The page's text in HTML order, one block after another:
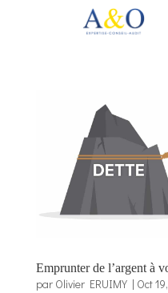
Emprunter de l’argent à
par Olivier ERUIMY| Oct